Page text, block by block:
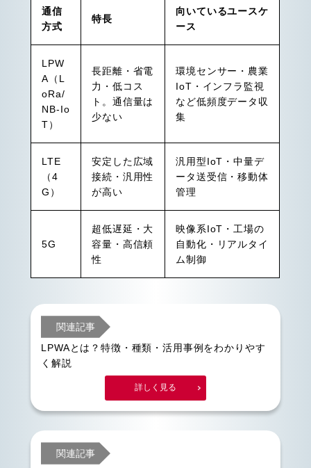
通信
方式
特長
向いているユースケ
ース
LPW
A（L
oRa/
NB-Io
T）
長距離・省電
力・低コス
ト。通信量は
少ない
環境センサー・農業
IoT・インフラ監視
など低頻度データ収
集
LTE
（4
G）
安定した広域
接続・汎用性
が高い
汎用型IoT・中量デ
ータ送受信・移動体
管理
5G
超低遅延・大
容量・高信頼
性
映像系IoT・工場の
自動化・リアルタイ
ム制御
関連記事
LPWAとは？特徴・種類・活用事例をわかりやす
く解説
詳しく見る
関連記事